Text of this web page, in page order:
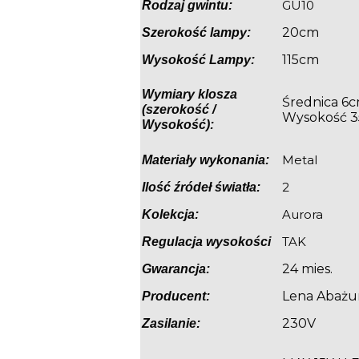
Rodzaj gwintu: GU10
Szerokość lampy: 20cm
Wysokość Lampy: 115cm
Wymiary klosza
(szerokość /
Wysokość):
Średnica
Wysokość
Materiały wykonania: Metal
Ilość źródeł światła: 2
Kolekcja: Aurora
Regulacja wysokości TAK
Gwarancja: 24 mies.
Producent: Lena
Zasilanie: 230V